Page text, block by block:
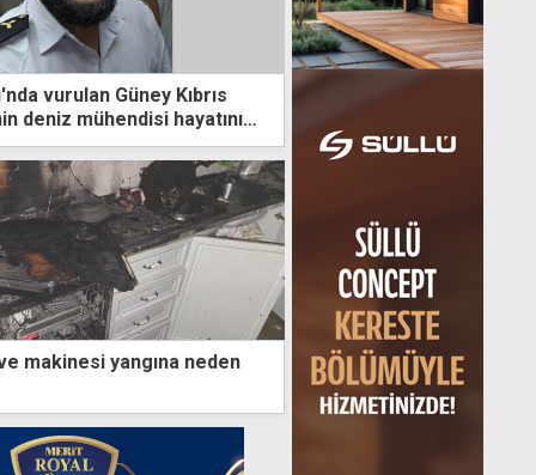
vurulan Güney Kıbrıs
deniz mühendisi hayatını
makinesi yangına neden